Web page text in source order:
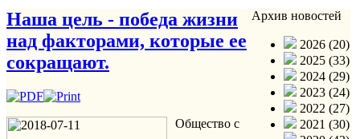
Наша цель - победа жизни
над факторами, которые ее
сокращают.
Общество с
Архив новостей
2026 (20)
2025 (33)
2024 (29)
2023 (24)
2022 (27)
2021 (30)